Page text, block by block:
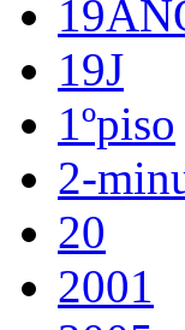
19J
1ºpiso
2-
20
2001